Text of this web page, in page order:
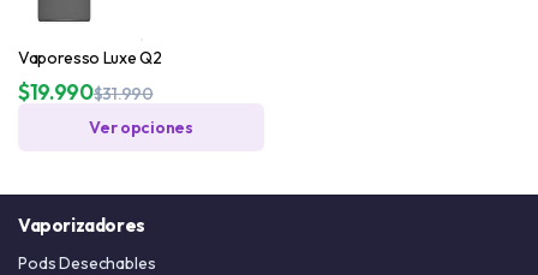
Vaporesso Luxe Q2
$31.990
$19.990
Ver opciones
Vaporizadores
Pods Desechables